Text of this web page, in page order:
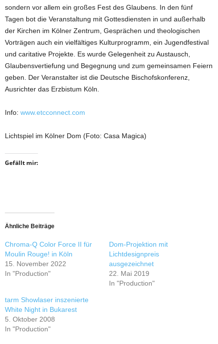
sondern vor allem ein großes Fest des Glaubens. In den fünf
Tagen bot die Veranstaltung mit Gottesdiensten in und außerhalb
der Kirchen im Kölner Zentrum, Gesprächen und theologischen
Vorträgen auch ein vielfältiges Kulturprogramm, ein Jugendfestival
und caritative Projekte. Es wurde Gelegenheit zu Austausch,
Glaubensvertiefung und Begegnung und zum gemeinsamen Feiern
geben. Der Veranstalter ist die Deutsche Bischofskonferenz,
Ausrichter das Erzbistum Köln.
Info: www.etcconnect.com
Lichtspiel im Kölner Dom (Foto: Casa Magica)
Gefällt mir:
Ähnliche Beiträge
Chroma-Q Color Force II für
Moulin Rouge! in Köln
15. November 2022
In "Production"
Dom-Projektion mit
Lichtdesignpreis
ausgezeichnet
22. Mai 2019
In "Production"
tarm Showlaser inszenierte
White Night in Bukarest
5. Oktober 2008
In "Production"